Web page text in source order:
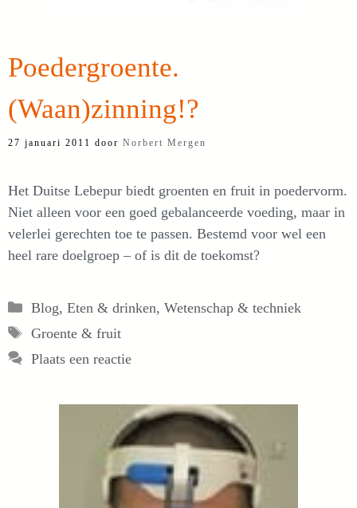
Poedergroente.
(Waan)zinning!?
27 januari 2011 door Norbert Mergen
Het Duitse Lebepur biedt groenten en fruit in poedervorm.
Niet alleen voor een goed gebalanceerde voeding, maar in
velerlei gerechten toe te passen. Bestemd voor wel een
heel rare doelgroep – of is dit de toekomst?
Categorieën
Blog, Eten & drinken, Wetenschap & techniek
Tags
Groente & fruit
Plaats een reactie